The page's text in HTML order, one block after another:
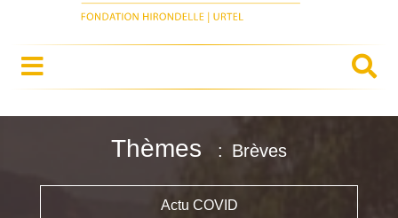
Thèmes Brèves
Actu COVID